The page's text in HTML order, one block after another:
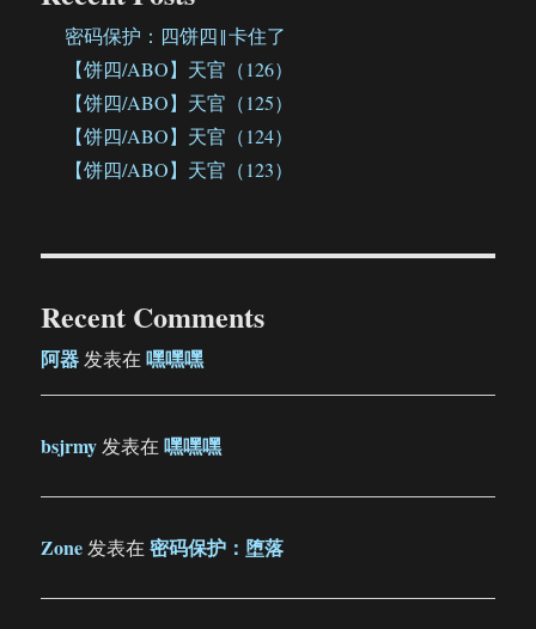
密码保护：四饼四‖卡住了
【饼四/ABO】天官（126）
【饼四/ABO】天官（125）
【饼四/ABO】天官（124）
【饼四/ABO】天官（123）
Recent Comments
阿器发表在嘿嘿嘿
bsjrmy发表在嘿嘿嘿
Zone发表在密码保护：堕落